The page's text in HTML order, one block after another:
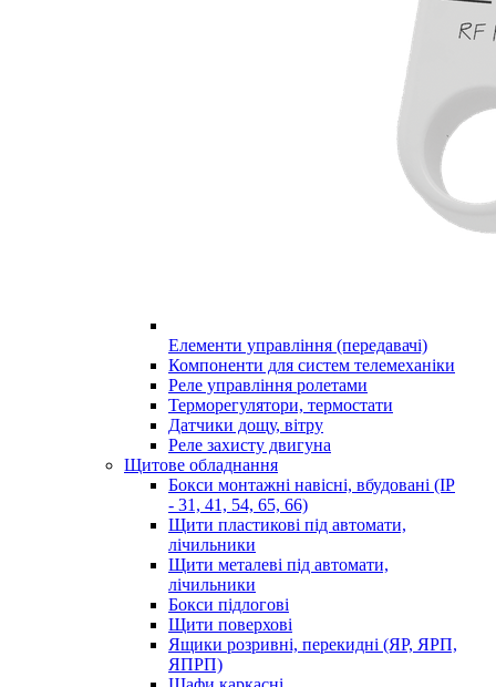
Елементи управління (передавачі)
Компоненти для систем телемеханіки
Реле управління ролетами
Терморегулятори, термостати
Датчики дощу, вітру
Реле захисту двигуна
Щитове обладнання
Бокси монтажні навісні, вбудовані (IP
- 31, 41, 54, 65, 66)
Щити пластикові під автомати,
лічильники
Щити металеві під автомати,
лічильники
Бокси підлогові
Щити поверхові
Ящики розривні, перекидні (ЯР, ЯРП,
ЯПРП)